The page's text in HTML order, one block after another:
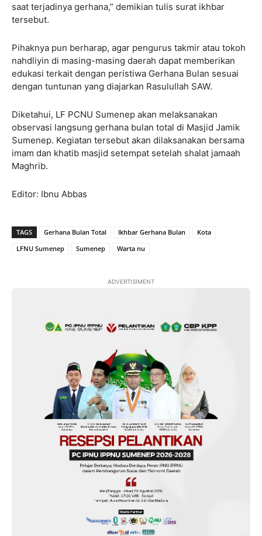
saat terjadinya gerhana,” demikian tulis surat ikhbar
tersebut.
Pihaknya pun berharap, agar pengurus takmir atau tokoh
nahdliyin di masing-masing daerah dapat memberikan
edukasi terkait dengan peristiwa Gerhana Bulan sesuai
dengan tuntunan yang diajarkan Rasulullah SAW.
Diketahui, LF PCNU Sumenep akan melaksanakan
observasi langsung gerhana bulan total di Masjid Jamik
Sumenep. Kegiatan tersebut akan dilaksanakan bersama
imam dan khatib masjid setempat setelah shalat jamaah
Maghrib.
Editor: Ibnu Abbas
TAGS Gerhana Bulan Total Ikhbar Gerhana Bulan
Kota
LFNU Sumenep
Sumenep Warta nu
ADVERTISIMENT